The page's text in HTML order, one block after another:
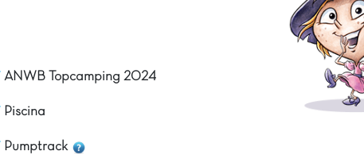
ANWB Topcamping 2024
Piscina
Pumptrack